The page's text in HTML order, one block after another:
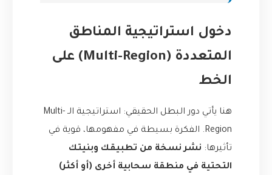
دخول استراتيجية المناطق
المتعددة (Multi-Region) على
الخط
هنا يأتي دور البطل الحقيقي: استراتيجية الـ Multi-
Region. الفكرة بسيطة في مفهومها، قوية في
تأثيرها: نشر نسخة من تطبيقك وبنيتك
التحتية في منطقة سحابية أخرى (أو أكثر)